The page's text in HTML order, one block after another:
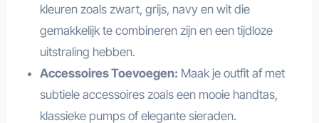
kleuren zoals zwart, grijs, navy en wit die
gemakkelijk te combineren zijn en een tijdloze
uitstraling hebben.
Accessoires Toevoegen: Maak je outfit af met
subtiele accessoires zoals een mooie handtas,
klassieke pumps of elegante sieraden.